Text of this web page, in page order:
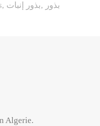
بذور بذور إنبات
Algerie.